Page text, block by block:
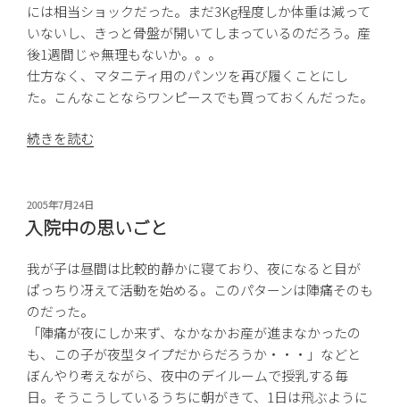
には相当ショックだった。まだ3Kg程度しか体重は減って
いないし、きっと骨盤が開いてしまっているのだろう。産
後1週間じゃ無理もないか。。。
仕方なく、マタニティ用のパンツを再び履くことにし
た。こんなことならワンピースでも買っておくんだった。
“退
続きを読む
投
稿
日:
2005年7月24日
入院中の思いごと
我が子は昼間は比較的静かに寝ており、夜になると目が
ぱっちり冴えて活動を始める。このパターンは陣痛そのも
のだった。
「陣痛が夜にしか来ず、なかなかお産が進まなかったの
も、この子が夜型タイプだからだろうか・・・」などと
ぼんやり考えながら、夜中のデイルームで授乳する毎
日。そうこうしているうちに朝がきて、1日は飛ぶように